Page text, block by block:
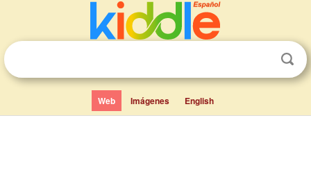
Web Imágenes English